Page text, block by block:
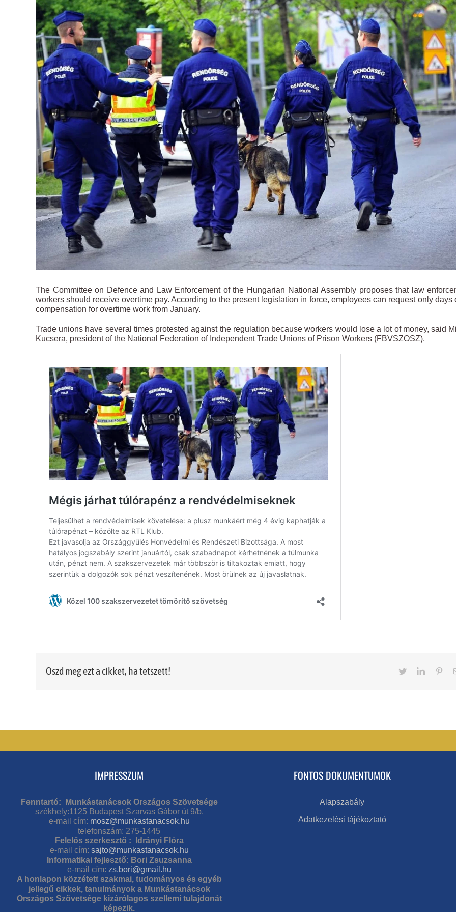
Image
The Committee on Defence and Law Enforcement of the Hungarian National Assembly proposes that law
workers should receive overtime pay. According to the present legislation in force, employees can request only days
compensation for overtime work from January.
Trade unions have several times protested against the regulation because workers would lose a lot of money, said
Kucsera, president of the National Federation of Independent Trade Unions of Prison Workers (FBVSZOSZ).
Oszd meg ezt a cikket, ha tetszett! TwitterLinkedIn
IMPRESSZUM
Fenntartó: Munkástanácsok Országos Szövetsége
székhely:1125 Budapest Szarvas Gábor út 9/b.
e-mail cím: mosz@munkastanacsok.hu
telefonszám: 275-1445
Felelős szerkesztő : Idrányi Flóra
e-mail cím: sajto@munkastanacsok.hu
Informatikai fejlesztő: Bori Zsuzsanna
e-mail cím: zs.bori@gmail.hu
A honlapon közzétett szakmai, tudományos és egyéb
jellegű cikkek, tanulmányok a Munkástanácsok
Országos Szövetsége kizárólagos szellemi tulajdonát
képezik.
FONTOS DOKUMENTUMOK
Alapszabály
Adatkezelési tájékoztató